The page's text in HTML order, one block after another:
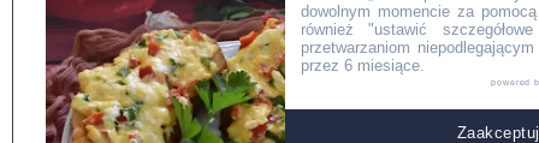
dowolnym momencie za
również "ustawić
przetwarzaniom
przez 6 miesiące.
powered